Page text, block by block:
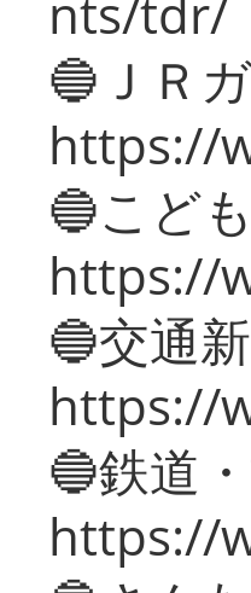
nts/tdr/
🔵ＪＲ
https://
🔵こど
https://
🔵交通
https://
🔵鉄道
https://